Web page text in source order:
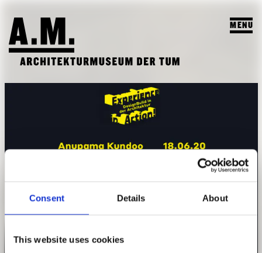
Consent Details About
This website uses cookies
MENU
BESUCH
AUSSTELLUNGEN & PROGRAMM
PROGRAMM
ARCHIV VERANSTALTUNGEN
A.M. ARCHIV & LEHRE
LEHRPROFIL
Programm